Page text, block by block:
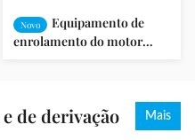
Novo
Equipamento de
enrolamento do motor
de derivação Mais